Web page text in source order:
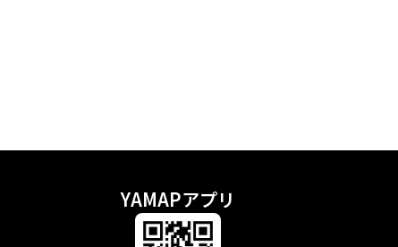
YAMAPアプリ